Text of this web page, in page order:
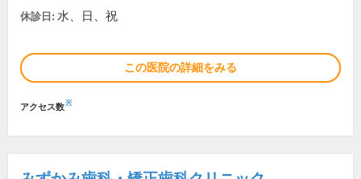
休診日: 水、日、祝
この医院の詳細をみる
アクセス数※